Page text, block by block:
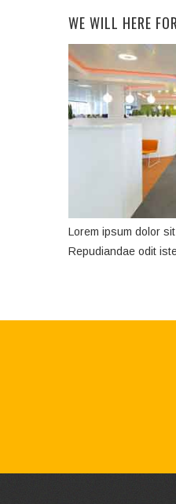
WE WILL HERE
Lorem ipsum dolor
Repudiandae odit